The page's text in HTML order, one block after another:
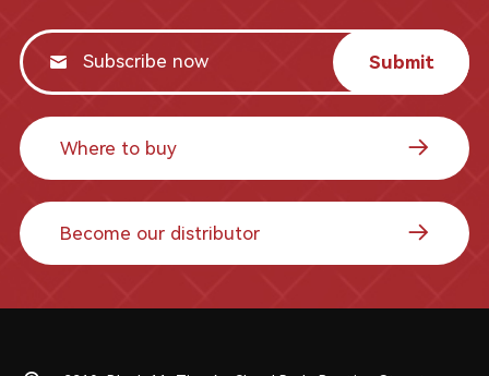
Submit
Where to buy
Become our distributor